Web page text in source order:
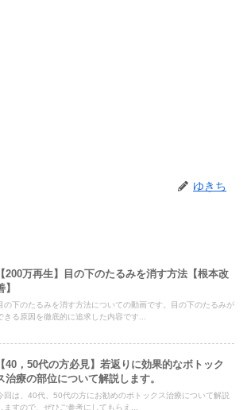
ゆきち
【200万再生】目の下のたるみを消す方法【根本改
】
の下のたるみを消す方法についての動画です。目の下のたるみが
きる原因を徹底的に追求した内容です...
【40，50代の方必見】若返りに効果的なボトック
治療の部位について解説します。
回は、40代、50代の方にお勧めのボトックス治療について解説
ますので、ぜひご参考にしてもらえ...